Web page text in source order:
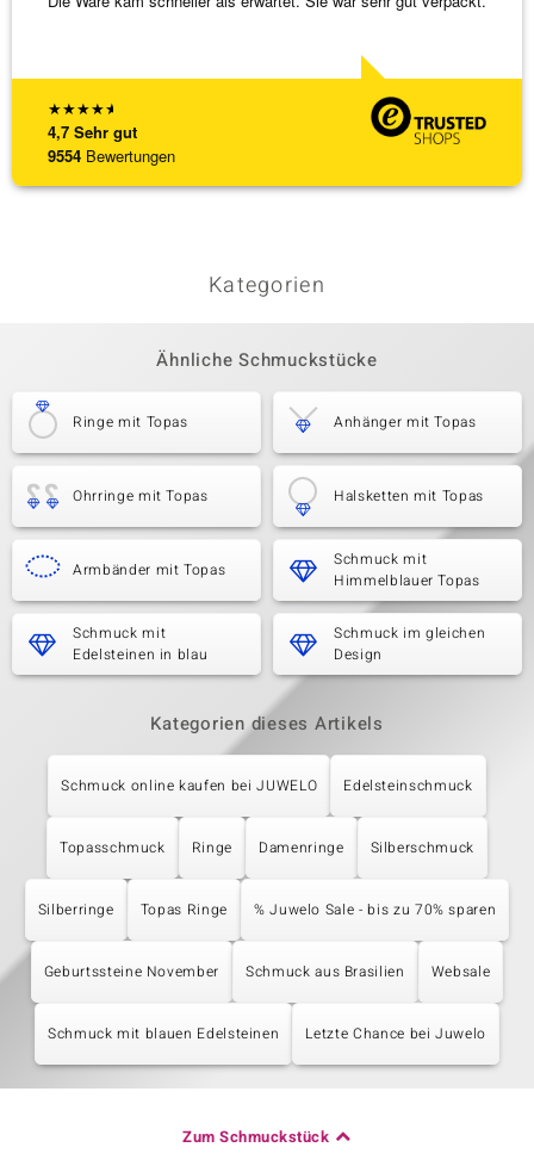
★★★★★
4,7 Sehr gut
9554 Bewertungen
Kategorien
Ähnliche Schmuckstücke
Ringe mit Topas Anhänger mit Topas
Ohrringe mit Topas Halsketten mit Topas
Armbänder mit Topas
Schmuck mit
Himmelblauer Topas
Schmuck mit
Edelsteinen in blau
Schmuck im gleichen
Design
Kategorien dieses Artikels
Schmuck online kaufen bei JUWELO Edelsteinschmuck
Topasschmuck Ringe Damenringe Silberschmuck
Silberringe Topas Ringe % Juwelo Sale - bis zu 70% sparen
Geburtssteine November Schmuck aus Brasilien Websale
Schmuck mit blauen Edelsteinen Letzte Chance bei Juwelo
Zum Schmuckstück